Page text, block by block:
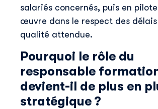
Téléphone*
Skillup utilise vos informations pour vous
contenu pertinent sur nos produits et
pouvez vous désinscrire à tout moment.
détails, consultez notrepolitique de
salariés concernés, puis en
œuvre dans le respect des
qualité attendue.
Pourquoi le rôle du
responsable
devient-il de plus en
stratégique ?